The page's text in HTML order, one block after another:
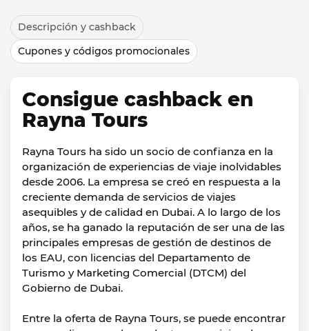
Descripción y cashback
Cupones y códigos promocionales
Consigue cashback en
Rayna Tours
Rayna Tours ha sido un socio de confianza en la
organización de experiencias de viaje inolvidables
desde 2006. La empresa se creó en respuesta a la
creciente demanda de servicios de viajes
asequibles y de calidad en Dubai. A lo largo de los
años, se ha ganado la reputación de ser una de las
principales empresas de gestión de destinos de
los EAU, con licencias del Departamento de
Turismo y Marketing Comercial (DTCM) del
Gobierno de Dubai.
Entre la oferta de Rayna Tours, se puede encontrar